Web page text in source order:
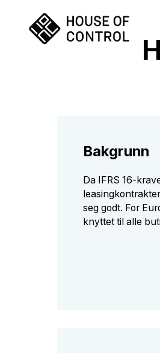
Bakgrunn
Da IFRS 16-
seg godt. For
knyttet til alle